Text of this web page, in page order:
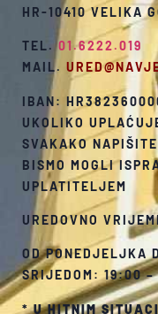
HR-10410 VELIKA
TEL.01.6222.019
MAIL.
IBAN:
UKOLIKO
SVAKAKO
BISMO MOGLI
UPLATITELJEM
UREDOVNO
OD PONEDJELJKA
SRIJEDOM: 19:00
*U HITNIM